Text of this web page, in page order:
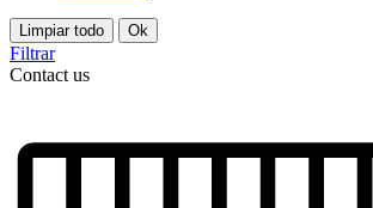
Limpiar todo Ok
Filtrar
Contact us